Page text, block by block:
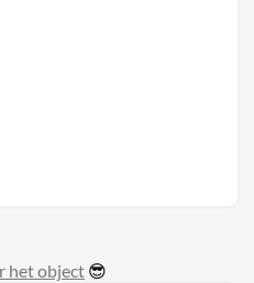
het object 😎